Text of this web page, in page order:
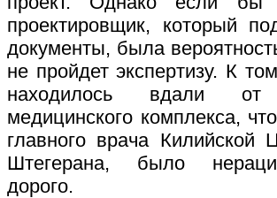
проектировщик, который
документы, была
не пройдет экспертизу. К
находилось вдали от
медицинского комплекса,
главного врача Килийской
Штегерана, было
дорого.